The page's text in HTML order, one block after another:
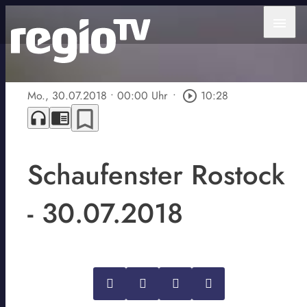
Mo., 30.07.2018 • 00:00 Uhr • play_circle_outline 10:28
headphones chrome_reader_mode bookmark_border
Schaufenster Rostock
- 30.07.2018